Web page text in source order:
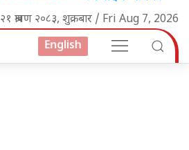
२१ श्रावण २०८३, शुक्रबार / Fri Aug 7, 2026
English